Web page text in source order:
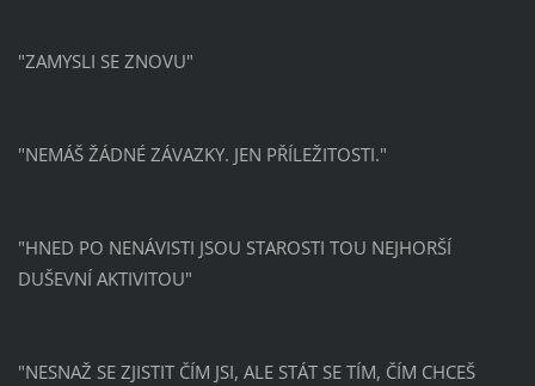
"ZAMYSLI SE ZNOVU"
"NEMÁŠ ŽÁDNÉ ZÁVAZKY. JEN PŘÍLEŽITOSTI."
"HNED PO NENÁVISTI JSOU STAROSTI TOU NEJHORŠÍ
DUŠEVNÍ AKTIVITOU"
"NESNAŽ SE ZJISTIT ČÍM JSI, ALE STÁT SE TÍM, ČÍM CHCEŠ